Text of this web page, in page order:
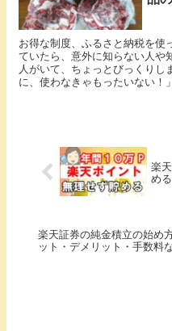
お得な制度、ふるさと納税を使
ていたら、意外に知らない人や
人がいて、ちょっとびっくり
に、使わなきゃもったいない！
楽
め
楽天証券の純金積立の始め
ット・デメリット・手数料